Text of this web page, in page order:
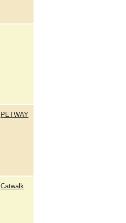
PETWAY
Catwalk